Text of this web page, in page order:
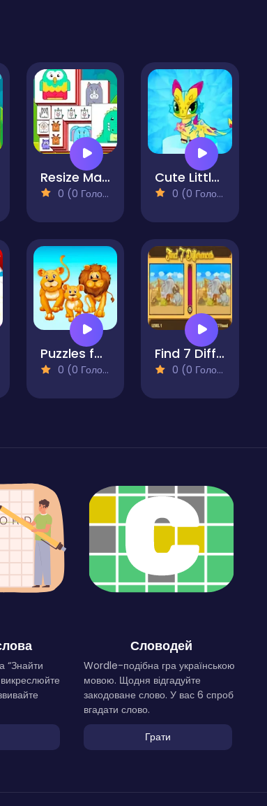
Resize Mahjong
0 (0 Голосів)
Cute Little Dragon Creator
0 (0 Голосів)
Puzzles for kids with animals sounds
0 (0 Голосів)
Find 7 Differences Game
0 (0 Голосів)
“Знайти
Словодей
Wordle-подібна гра українською
мовою. Щодня відгадуйте
закодоване слово. У вас 6 спроб
вгадати слово.
Грати